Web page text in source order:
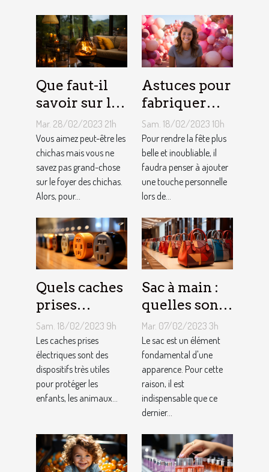
Que faut-il
savoir sur le
foyer chicha
?
Mar. 28/02/2023 21h
Vous aimez peut-être les
chichas mais vous ne
savez pas grand-chose
sur le foyer des chichas.
Alors, pour...
Astuces pour
fabriquer
une arche de
ballons
Sam. 18/02/2023 10h
Pour rendre la fête plus
belle et inoubliable, il
faudra penser à ajouter
une touche personnelle
lors de...
Quels caches
prises
électriques
choisir ?
Sam. 18/02/2023 9h
Les caches prises
électriques sont des
dispositifs très utiles
pour protéger les
enfants, les animaux...
Sac à main :
quelles sont
les astuces
pour faire un
choix
approprié ?
Mar. 07/02/2023 3h
Le sac est un élément
fondamental d'une
apparence. Pour cette
raison, il est
indispensable que ce
dernier...